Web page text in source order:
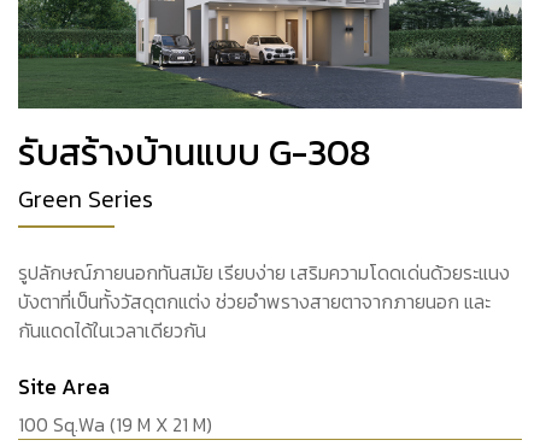
รับสร้างบ้านแบบ G-308
Green Series
รูปลักษณ์ภายนอกทันสมัย เรียบง่าย เสริมความโดดเด่นด้วยระแนง
บังตาที่เป็นทั้งวัสดุตกแต่ง ช่วยอำพรางสายตาจากภายนอก และ
กันแดดได้ในเวลาเดียวกัน
Site Area
100 Sq.Wa (19 M X 21 M)